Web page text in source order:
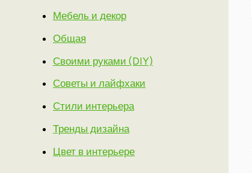
Мебель и декор
Общая
Своими руками (DIY)
Советы и лайфхаки
Стили интерьера
Тренды дизайна
Цвет в интерьере